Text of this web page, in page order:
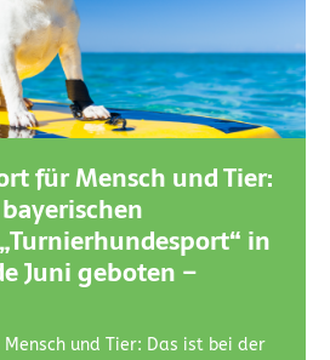
für Mensch und Tier:
in
Juni geboten –
und Tier: Das ist bei der